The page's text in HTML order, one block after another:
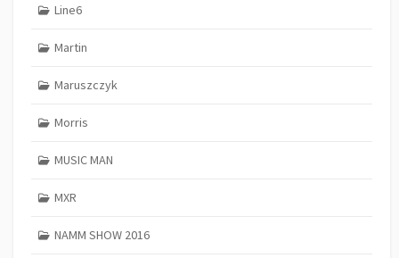
Line6
Martin
Maruszczyk
Morris
MUSIC MAN
MXR
NAMM SHOW 2016